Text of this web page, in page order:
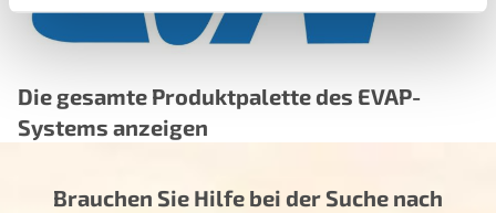
Die gesamte Produktpalette des EVAP-
Systems anzeigen
Brauchen Sie Hilfe bei der Suche nach